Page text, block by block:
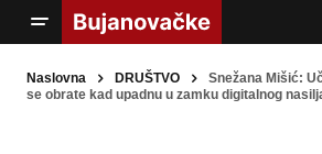
Naslovna DRUŠTVO
Snežana Mišić:
se obrate kad upadnu u zamku digitalnog